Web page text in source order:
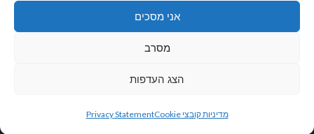
אני מסכים
מסרב
הצג העדפות
מדיניות קובצי Cookie Privacy Statement
מיתוג עיצוב ובניית אתרים
לראש